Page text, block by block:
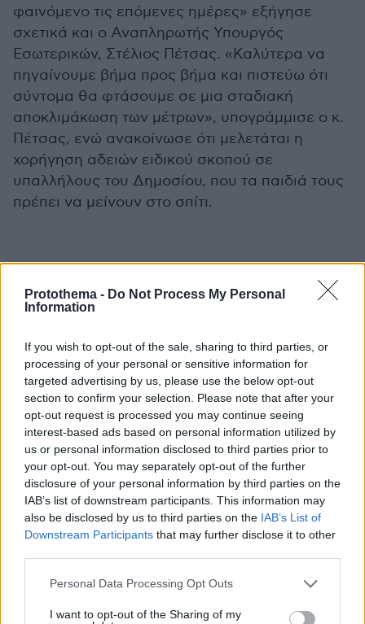
Protothema - Do Not Process My Personal
Information
If you wish to opt-out of the sale, sharing to third parties, or
processing of your personal or sensitive information for
targeted advertising by us, please use the below opt-out
section to confirm your selection. Please note that after your
opt-out request is processed you may continue seeing
interest-based ads based on personal information utilized by
us or personal information disclosed to third parties prior to
your opt-out. You may separately opt-out of the further
disclosure of your personal information by third parties on the
IAB’s list of downstream participants. This information may
also be disclosed by us to third parties on the IAB’s List of
Downstream Participants that may further disclose it to other
Please note that this website/app uses one or more Google
not limited to your visit or usage behaviour. You may click to
Personal Data Processing Opt Outs
I want to opt-out of the Sharing of my
φαινόμενο τις επόμενες ημέρες» εξήγησε
σχετικά και ο Αναπληρωτής Υπουργός
Εσωτερικών, Στέλιος Πέτσας. «Καλύτερα να
πηγαίνουμε βήμα προς βήμα και πιστεύω ότι
σύντομα θα φτάσουμε σε μια σταδιακή
αποκλιμάκωση των μέτρων», υπογράμμισε ο κ.
Πέτσας, ενώ ανακοίνωσε ότι μελετάται η
χορήγηση αδειών ειδικού σκοπού σε
υπαλλήλους του Δημοσίου, που τα παιδιά τους
πρέπει να μείνουν στο σπίτι.
Ειδήσεις σήμερα:
λόγω της κακοκαιρίας «Διομήδης», οι οδηγίες
για τα έντονα καιρικά φαινόμενα
Φόβοι για λουκέτο στην «Αυγή»: 14 άτομα
συμμετείχαν στην εθελουσία - Γενική
Συνέλευση των εργαζομένων
Survivor: Τραυματισμοί, λιποθυμίες, κλάματα
και 7 υποψήφιοι προς αποχώρηση
Ακολουθήστε το protothema.gr στο Google News
και μάθετε πρώτοι όλες τις ειδήσεις